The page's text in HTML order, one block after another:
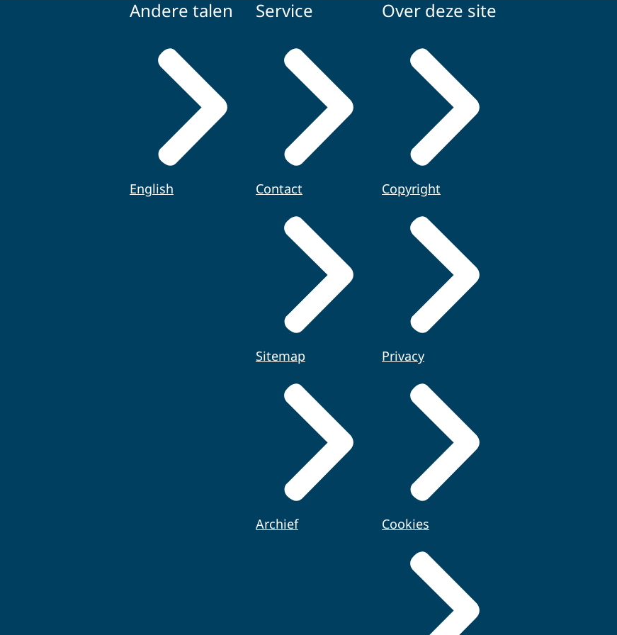
Andere talen
English
Service
Contact
Sitemap
Archief
Over deze site
Copyright
Privacy
Cookies